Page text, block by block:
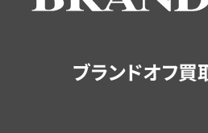
ブランドオフ買